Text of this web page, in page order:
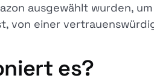
ausgewählt wurden,
von einer
es?